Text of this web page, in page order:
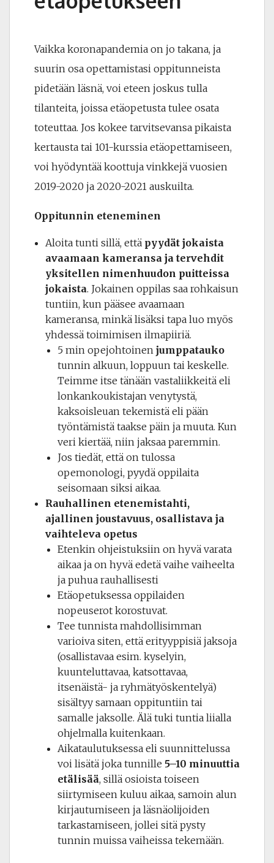
Vaikka koronapandemia on jo takana, ja
suurin osa opettamistasi oppitunneista
pidetään läsnä, voi eteen joskus tulla
tilanteita, joissa etäopetusta tulee osata
toteuttaa. Jos kokee tarvitsevansa pikaista
kertausta tai 101-kurssia etäopettamiseen,
voi hyödyntää koottuja vinkkejä vuosien
2019-2020 ja 2020-2021 auskuilta.
Oppitunnin eteneminen
Aloita tunti sillä, että pyydät jokaista
avaamaan kameransa ja tervehdit
yksitellen nimenhuudon puitteissa
jokaista. Jokainen oppilas saa rohkaisun
tuntiin, kun pääsee avaamaan
kameransa, minkä lisäksi tapa luo myös
yhdessä toimimisen ilmapiiriä.
5 min opejohtoinen jumppatauko
tunnin alkuun, loppuun tai keskelle.
Teimme itse tänään vastaliikkeitä eli
lonkankoukistajan venytystä,
kaksoisleuan tekemistä eli pään
työntämistä taakse päin ja muuta. Kun
veri kiertää, niin jaksaa paremmin.
Jos tiedät, että on tulossa
opemonologi, pyydä oppilaita
seisomaan siksi aikaa.
Rauhallinen etenemistahti,
ajallinen joustavuus, osallistava ja
vaihteleva opetus
Etenkin ohjeistuksiin on hyvä varata
aikaa ja on hyvä edetä vaihe vaiheelta
ja puhua rauhallisesti
Etäopetuksessa oppilaiden
nopeuserot korostuvat.
Tee tunnista mahdollisimman
varioiva siten, että erityyppisiä jaksoja
(osallistavaa esim. kyselyin,
kuunteluttavaa, katsottavaa,
itsenäistä- ja ryhmätyöskentelyä)
sisältyy samaan oppituntiin tai
samalle jaksolle. Älä tuki tuntia liialla
ohjelmalla kuitenkaan.
Aikataulutuksessa eli suunnittelussa
voi lisätä joka tunnille 5–10 minuuttia
etälisää, sillä osioista toiseen
siirtymiseen kuluu aikaa, samoin alun
kirjautumiseen ja läsnäolijoiden
tarkastamiseen, jollei sitä pysty
tunnin muissa vaiheissa tekemään.